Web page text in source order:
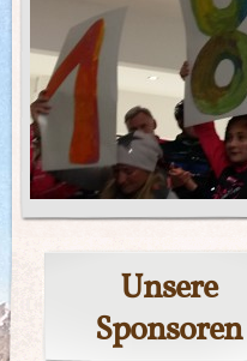
Unsere
Sponsoren